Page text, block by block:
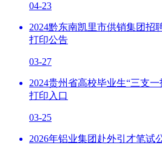
04-23
2024黔东南凯里市供销集团招
打印公告
03-27
2024贵州省高校毕业生“三支
打印入口
03-25
2026年铝业集团赴外引才笔试